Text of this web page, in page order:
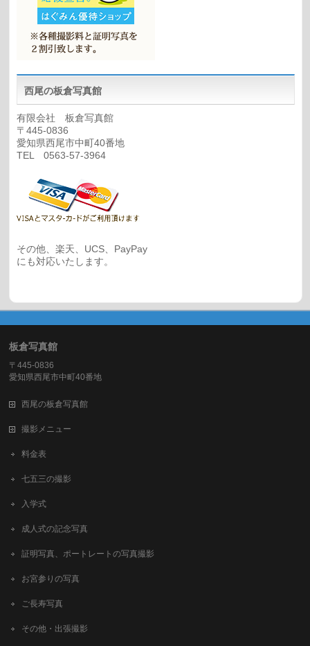
西尾の板倉写真館
有限会社 板倉写真館
〒445-0836
愛知県西尾市中町40番地
TEL 0563-57-3964
その他、楽天、UCS、PayPay
にも対応いたします。
板倉写真館
〒445-0836
愛知県西尾市中町40番地
西尾の板倉写真館
撮影メニュー
料金表
七五三の撮影
入学式
成人式の記念写真
証明写真、ポートレートの写真撮影
お宮参りの写真
ご長寿写真
その他・出張撮影